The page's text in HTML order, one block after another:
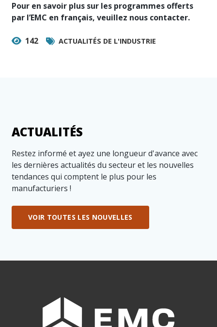
Pour en savoir plus sur les programmes offerts
par l’EMC en français, veuillez nous contacter.
142 ACTUALITÉS DE L'INDUSTRIE
ACTUALITÉS
Restez informé et ayez une longueur d'avance avec
les dernières actualités du secteur et les nouvelles
tendances qui comptent le plus pour les
manufacturiers !
VOIR TOUTES LES NOUVELLES